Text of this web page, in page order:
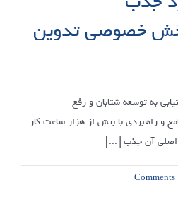
خصوصی تدوین
به توسعه شتابان و رفع
و راهبردی با بیش از هزار ساعت کار
اصلی آن جذب [...]